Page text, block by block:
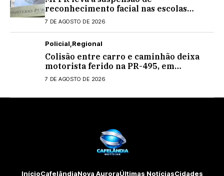
reconhecimento facial nas escolas
estaduais
7 DE AGOSTO DE 2026
Policial Regional
Colisão entre carro e caminhão deixa
motorista ferido na PR-495, em
Medianeira
7 DE AGOSTO DE 2026
InícioCafelândiaNova AuroraÚltimas NotíciasCidades